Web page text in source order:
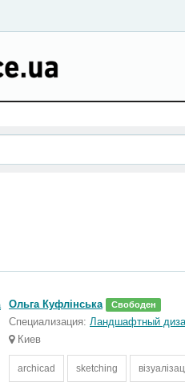
Ольга Куфлінська Свободен
Специализация: Ландшафтный
Киев
archicad sketching